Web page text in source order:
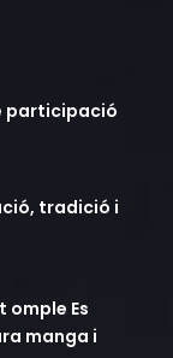
participació
tradició i
omple Es
manga i